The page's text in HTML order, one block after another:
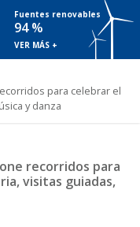
Fuentes renovables
94 %
VER MÁS +
para celebrar el
y danza
recorridos para
visitas guiadas,